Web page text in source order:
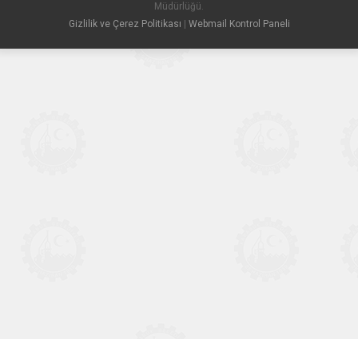
Müdürlüğü.
Gizlilik ve Çerez Politikası
Webmail Kontrol Paneli